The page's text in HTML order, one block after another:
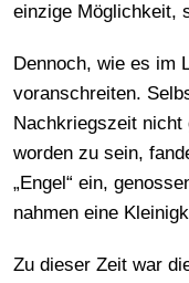
einzige Möglichkeit,
Dennoch, wie es im
voranschreiten.
Nachkriegszeit nicht
worden zu sein,
„Engel“ ein,
nahmen eine
Zu dieser Zeit war